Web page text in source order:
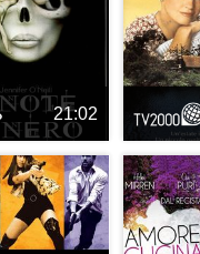
21:02